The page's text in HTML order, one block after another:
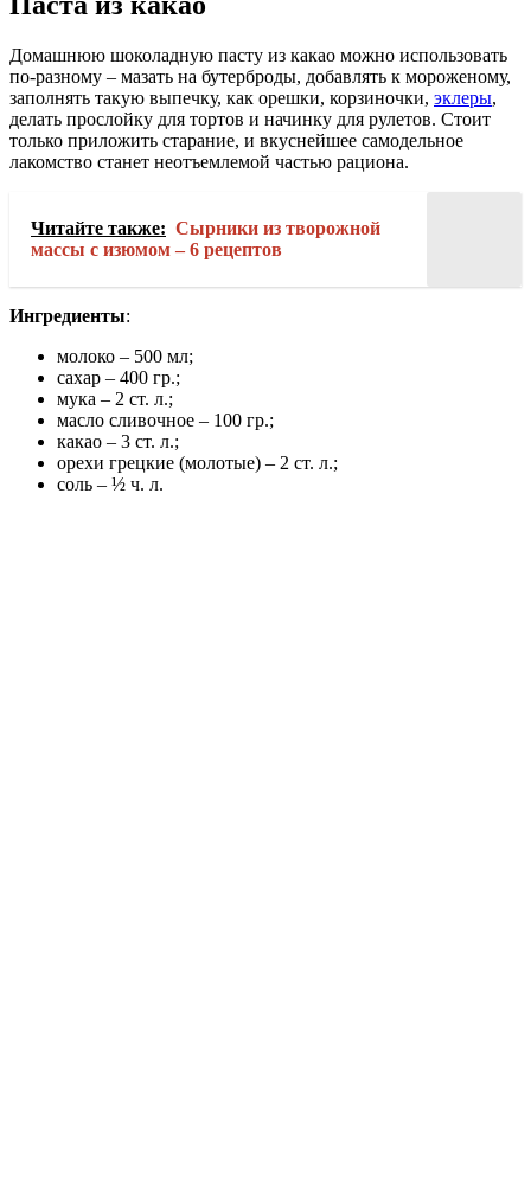
Домашнюю шоколадную пасту из какао можно использовать
по-разному – мазать на бутерброды, добавлять к мороженому,
заполнять такую выпечку, как орешки, корзиночки, эклеры,
делать прослойку для тортов и начинку для рулетов. Стоит
только приложить старание, и вкуснейшее самодельное
лакомство станет неотъемлемой частью рациона.
Читайте также: Сырники из творожной
массы с изюмом – 6 рецептов
Ингредиенты:
молоко – 500 мл;
сахар – 400 гр.;
мука – 2 ст. л.;
масло сливочное – 100 гр.;
какао – 3 ст. л.;
орехи грецкие (молотые) – 2 ст. л.;
соль – ½ ч. л.